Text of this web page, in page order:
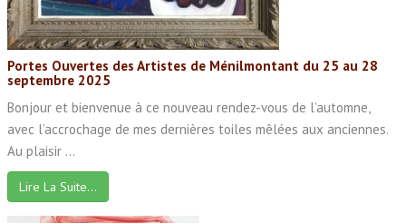
Portes Ouvertes des Artistes de Ménilmontant du 25 au 28
septembre 2025
Bonjour et bienvenue à ce nouveau rendez-vous de l’automne,
avec l’accrochage de mes dernières toiles mêlées aux anciennes.
Au plaisir ...
Lire La Suite…